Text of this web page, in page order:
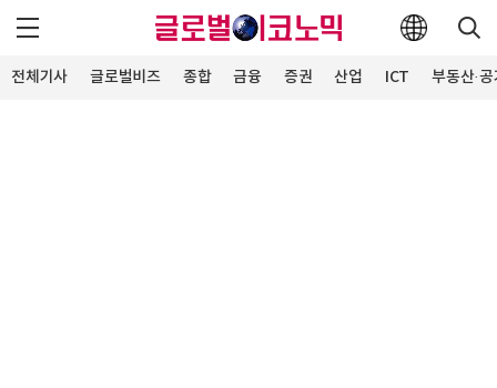
전체기사 글로벌비즈 종합 금융 증권 산업 ICT 부동산·